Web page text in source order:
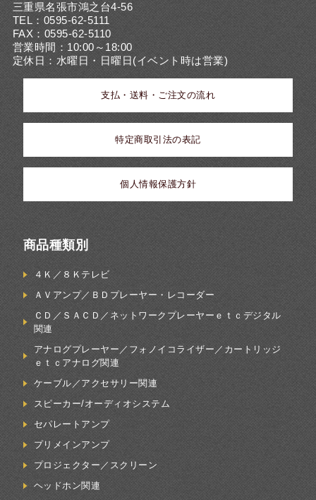
三重県名張市鴻之台4-56
TEL：0595-62-5111
FAX：0595-62-5110
営業時間：10:00～18:00
定休日：水曜日・日曜日(イベント時は営業)
支払・送料・ご注文の流れ
特定商取引法の表記
個人情報保護方針
商品種類別
４Ｋ／８Ｋテレビ
ＡＶアンプ／ＢＤプレーヤー・レコーダー
ＣＤ／ＳＡＣＤ／ネットワークプレーヤーｅｔｃデジタル
関連
アナログプレーヤー／フォノイコライザー／カートリッジ
ｅｔｃアナログ関連
ケーブル／アクセサリー関連
スピーカー/オーディオシステム
セパレートアンプ
プリメインアンプ
プロジェクター／スクリーン
ヘッドホン関連